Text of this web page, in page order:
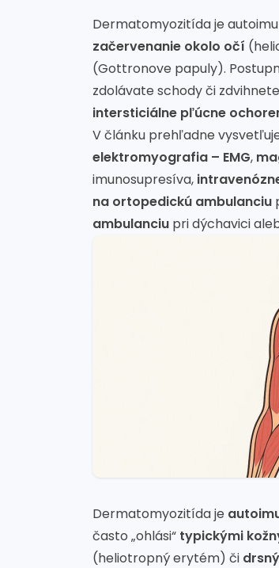
Dermatomyozitída je
začervenanie okolo očí
(Gottronove papuly).
zdolávate schody či
intersticiálne pľúcne
V článku prehľadne
elektromyografia – EMG,
imunosupresíva,
na ortopedickú ambulanciu
ambulanciu pri dýchavici
Dermatomyozitída je
často „ohlási“ typickými
(heliotropný erytém) či